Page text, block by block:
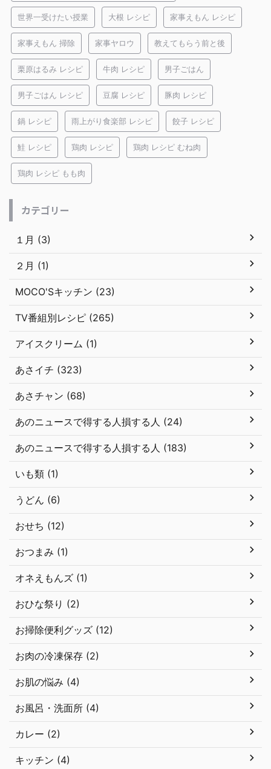
世界一受けたい授業 大根 レシピ 家事えもん レシピ
家事えもん 掃除 家事ヤロウ 教えてもらう前と後
栗原はるみ レシピ 牛肉 レシピ 男子ごはん
男子ごはん レシピ 豆腐 レシピ 豚肉 レシピ
鍋 レシピ 雨上がり食楽部 レシピ 餃子 レシピ
鮭 レシピ 鶏肉 レシピ 鶏肉 レシピ むね肉
鶏肉 レシピ もも肉
カテゴリー
１月 (3)
２月 (1)
MOCO'Sキッチン (23)
TV番組別レシピ (265)
アイスクリーム (1)
あさイチ (323)
あさチャン (68)
あのニュースで得する人損する人 (24)
あのニュースで得する人損する人 (183)
いも類 (1)
うどん (6)
おせち (12)
おつまみ (1)
オネえもんズ (1)
おひな祭り (2)
お掃除便利グッズ (12)
お肉の冷凍保存 (2)
お肌の悩み (4)
お風呂・洗面所 (4)
カレー (2)
キッチン (4)